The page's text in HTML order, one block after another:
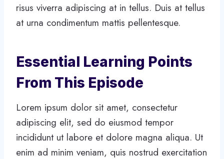
risus viverra adipiscing at in tellus. Duis at tellus
at urna condimentum mattis pellentesque.
Essential Learning Points
From This Episode
Lorem ipsum dolor sit amet, consectetur
adipiscing elit, sed do eiusmod tempor
incididunt ut labore et dolore magna aliqua. Ut
enim ad minim veniam, quis nostrud exercitation